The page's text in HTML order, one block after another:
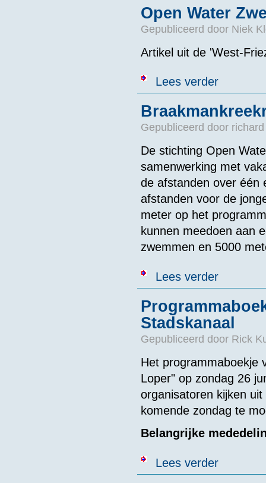
Open Water
Gepubliceerd door Niek
Artikel uit de 'West-
Lees verderover Open
Gepubliceerd door
De stichting Open
samenwerking met
de afstanden over één
afstanden voor de
meter op het
kunnen meedoen aan
zwemmen en 5000
Lees verderover
Stadskanaal
Gepubliceerd door Rick
Het programmaboekje
Loper" op zondag 26
organisatoren kijken
komende zondag te
Belangrijke
Lees verderover